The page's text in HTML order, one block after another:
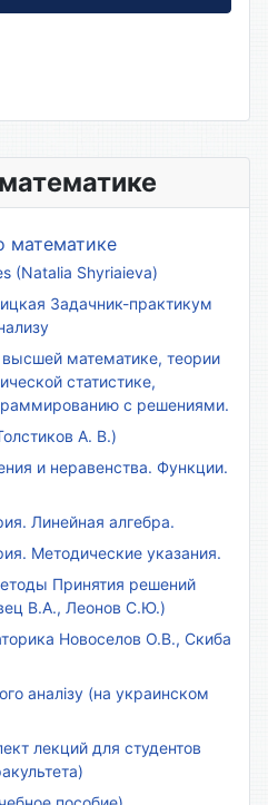
математике
(Natalia Shyriaieva)
Задачник-практикум
математике, теории
статистике,
с решениями.
А. В.)
и неравенства. Функции.
Линейная алгебра.
Методические указания.
Принятия решений
В.А., Леонов С.Ю.)
Новоселов О.В., Скиба
аналізу (на украинском
лекций для студентов